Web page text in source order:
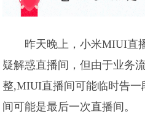
昨天晚上，小米MIUI直
疑解惑直播间，但由于业务
整,MIUI直播间可能临时告
间可能是最后一次直播间。